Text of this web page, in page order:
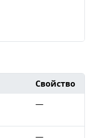
Свойство
—